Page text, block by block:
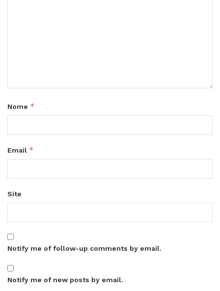
Nome *
Email *
Site
Notify me of follow-up comments by email.
Notify me of new posts by email.